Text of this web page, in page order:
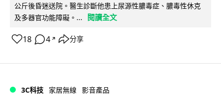
公斤後昏迷送院。醫生診斷他患上尿源性膿毒症、膿毒性休克
及多器官功能障礙。...
閱讀全文
18 4 ↗ 分享
3C科技 家居無線 影音產品